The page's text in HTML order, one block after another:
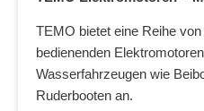
TEMO bietet eine Reihe
bedienenden
Wasserfahrzeugen wie
Ruderbooten an.